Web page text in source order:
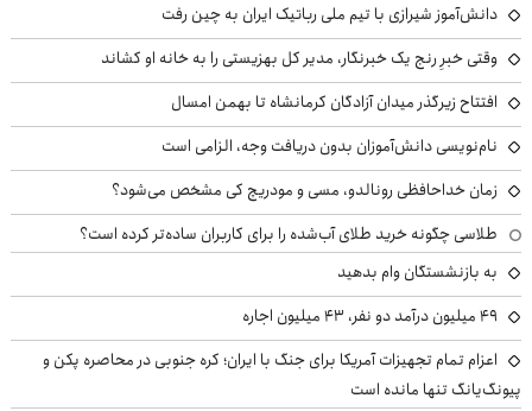
دانش‌آموز شیرازی با تیم ملی رباتیک ایران به چین رفت
وقتی خبرِ رنج یک خبرنگار، مدیر کل بهزیستی را به خانه او کشاند
افتتاح زیرگذر میدان آزادگان کرمانشاه تا بهمن امسال
نام‌نویسی دانش‌آموزان بدون دریافت وجه، الزامی است
زمان خداحافظی رونالدو، مسی و مودریچ کی مشخص می‌شود؟
طلاسی چگونه خرید طلای آب‌شده را برای کاربران ساده‌تر کرده است؟
به بازنشستگان وام بدهید
49 میلیون درآمد دو نفر، 43 میلیون اجاره
اعزام تمام تجهیزات آمریکا برای جنگ با ایران؛ کره جنوبی در محاصره پکن و
پیونگ‌یانگ تنها مانده است